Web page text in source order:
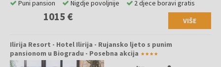
1015 € VIŠE
Puni pansion Nigdje povoljnije 2 djece boravi gratis
Ilirija Resort - Hotel Ilirija - Rujansko ljeto s punim
pansionom u Biogradu - Posebna akcija